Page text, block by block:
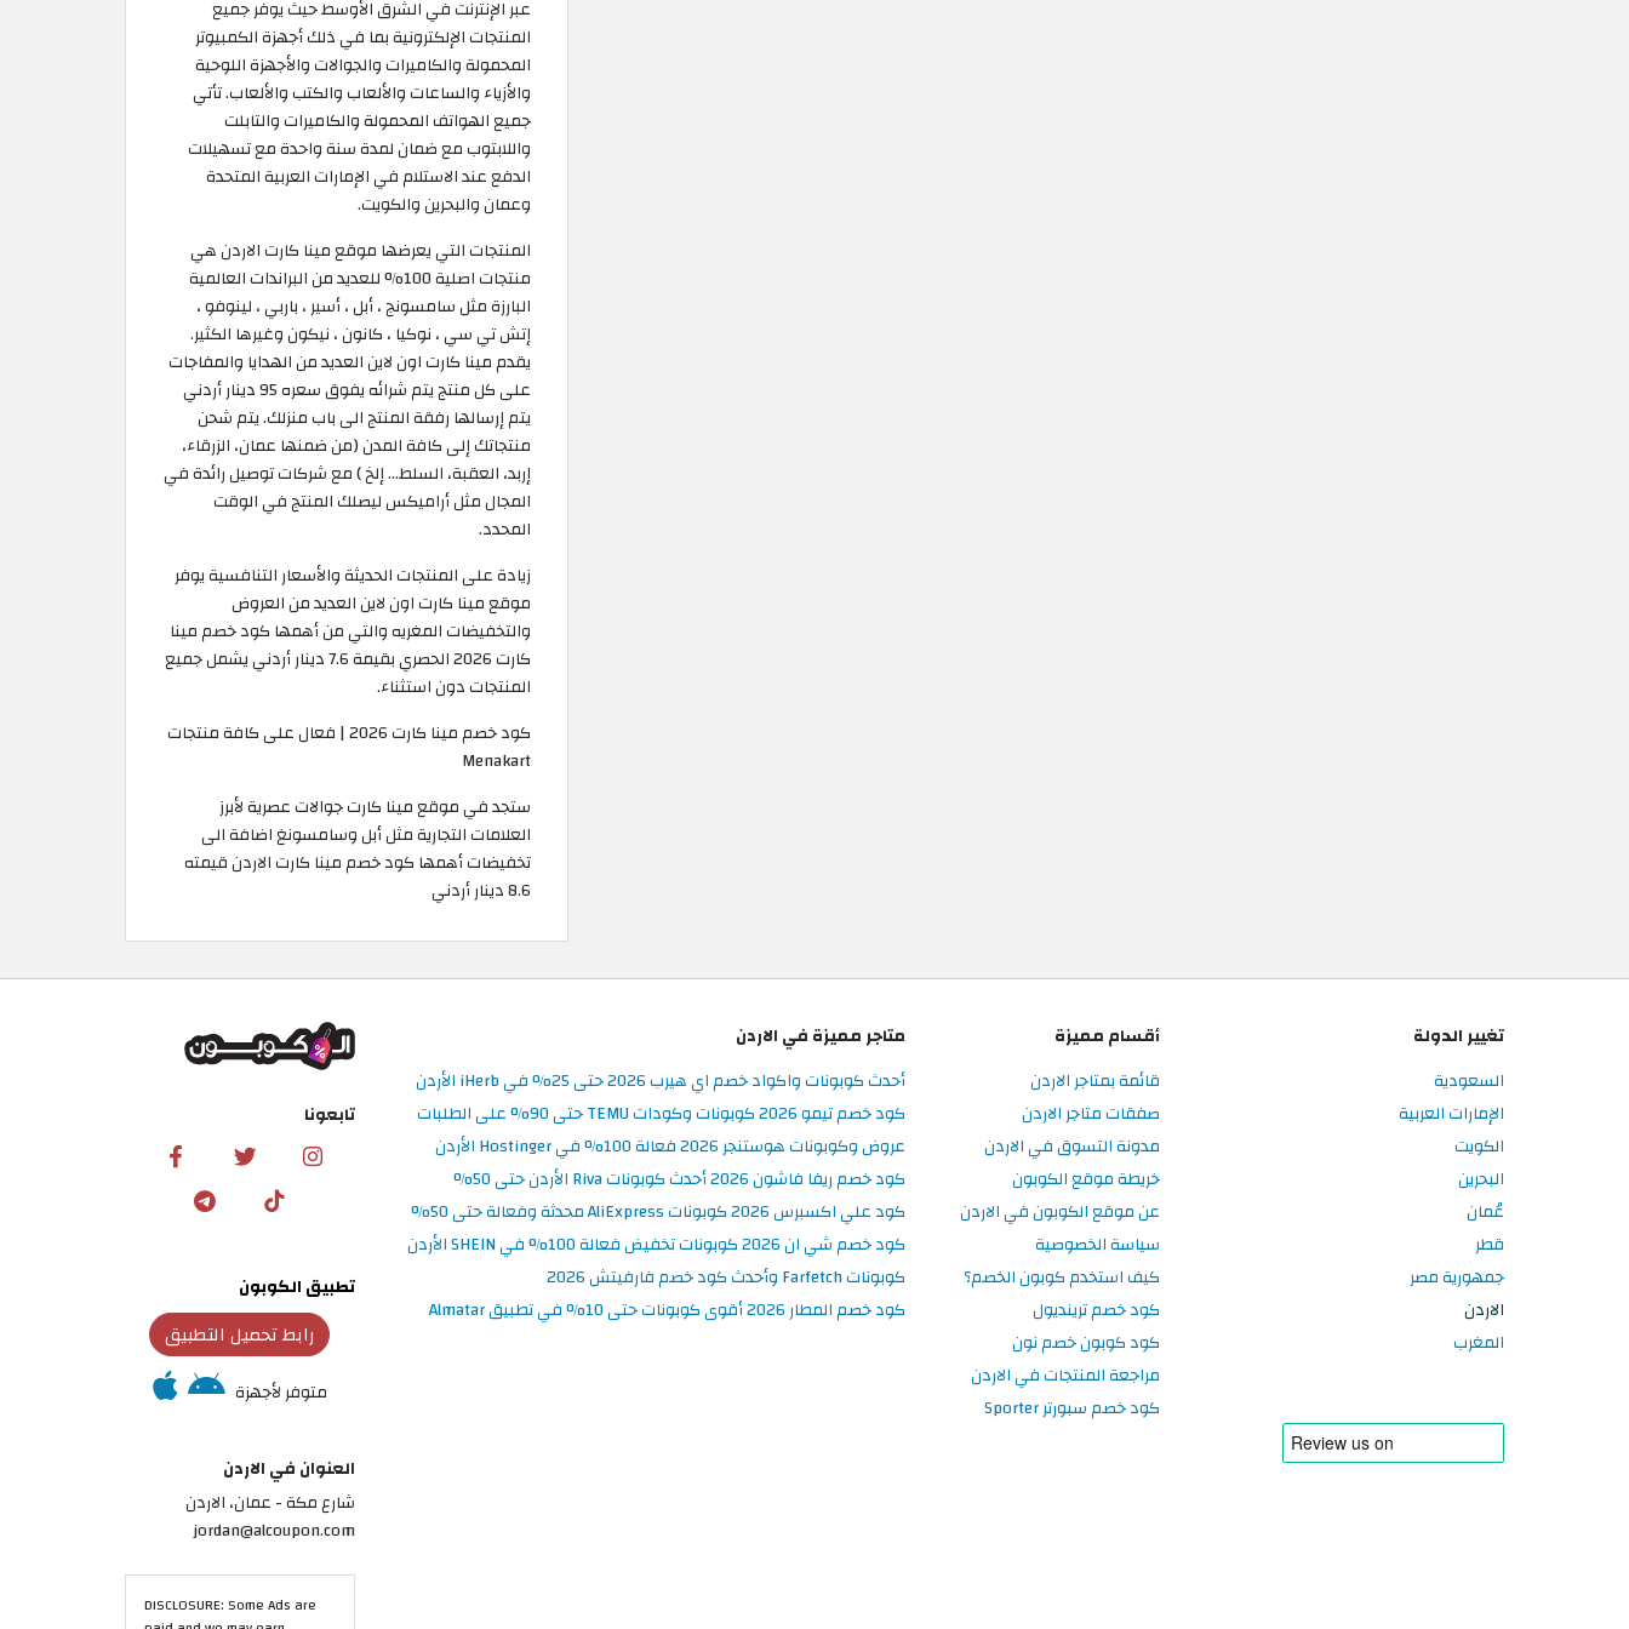
عبر الإنترنت في الشرق الأوسط حيث يوفر جميع
المنتجات الإلكترونية بما في ذلك أجهزة الكمبيوتر
المحمولة والكاميرات والجوالات والأجهزة اللوحية
والأزياء والساعات والألعاب والكتب والألعاب. تأتي
جميع الهواتف المحمولة والكاميرات والتابلت
واللابتوب مع ضمان لمدة سنة واحدة مع تسهيلات
الدفع عند الاستلام في الإمارات العربية المتحدة
وعمان والبحرين والكويت.
المنتجات التي يعرضها موقع مينا كارت الاردن هي
منتجات اصلية 100% للعديد من البراندات العالمية
البارزة مثل سامسونج ، أبل ، أسير ، باربي ، لينوفو ،
إتش تي سي ، نوكيا ، كانون ، نيكون وغيرها الكثير.
يقدم مينا كارت اون لاين العديد من الهدايا والمفاجات
على كل منتج يتم شرائه يفوق سعره 95 دينار أردني
يتم إرسالها رفقة المنتج الى باب منزلك. يتم شحن
منتجاتك إلى كافة المدن (من ضمنها عمان، الزرقاء،
إربد، العقبة، السلط... إلخ ) مع شركات توصيل رائدة في
المجال مثل أراميكس ليصلك المنتج في الوقت
المحدد.
زيادة على المنتجات الحديثة والأسعار التنافسية يوفر
موقع مينا كارت اون لاين العديد من العروض
والتخفيضات المغريه والتي من أهمها كود خصم مينا
كارت 2026 الحصري بقيمة 7.6 دينار أردني يشمل جميع
المنتجات دون استثناء.
كود خصم مينا كارت 2026 | فعال على كافة منتجات
Menakart
ستجد في موقع مينا كارت جوالات عصرية لأبرز
العلامات التجارية مثل أبل وسامسونغ اضافة الى
تخفيضات أهمها كود خصم مينا كارت الاردن قيمته
8.6 دينار أردني
تغيير الدولة
السعودية
الإمارات العربية
الكويت
البحرين
عُمان
قطر
جمهورية مصر
الاردن
المغرب
أقسام مميزة
قائمة بمتاجر الاردن
صفقات متاجر الاردن
مدونة التسوق في الاردن
خريطة موقع الكوبون
عن موقع الكوبون في الاردن
سياسة الخصوصية
كيف استخدم كوبون الخصم؟
كود خصم ترينديول
كود كوبون خصم نون
مراجعة المنتجات في الاردن
كود خصم سبورتر Sporter
متاجر مميزة في الاردن
أحدث كوبونات واكواد خصم اي هيرب 2026 حتى 25% في iHerb الأردن
كود خصم تيمو 2026 كوبونات وكودات TEMU حتى 90% على الطلبات
عروض وكوبونات هوستنجر 2026 فعالة 100% في Hostinger الأردن
كود خصم ريفا فاشون 2026 أحدث كوبونات Riva الأردن حتى 50%
كود علي اكسبرس 2026 كوبونات AliExpress محدثة وفعالة حتى 50%
كود خصم شي ان 2026 كوبونات تخفيض فعالة 100% في SHEIN الأردن
كوبونات Farfetch وأحدث كود خصم فارفيتش 2026
كود خصم المطار 2026 أقوى كوبونات حتى 10% في تطبيق Almatar
تابعونا
تطبيق الكوبون
رابط تحميل التطبيق
متوفر لأجهزة
العنوان في الاردن
شارع مكة - عمان، الاردن
jordan@alcoupon.com
DISCLOSURE: Some Ads are